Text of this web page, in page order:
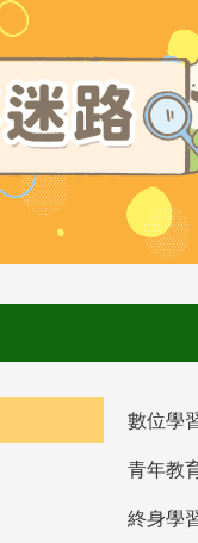
數位學
青年教
終身學